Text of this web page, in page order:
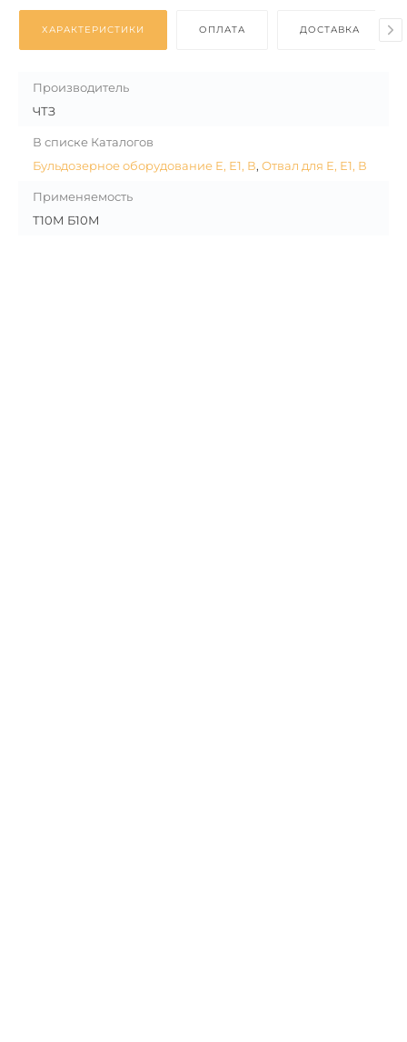
ХАРАКТЕРИСТИКИ ОПЛАТА ДОСТАВКА
Производитель
ЧТЗ
В списке Каталогов
Бульдозерное оборудование Е, Е1, В, Отвал для Е, Е1, В
Применяемость
Т10М Б10М